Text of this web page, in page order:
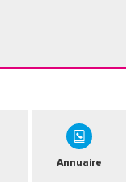
Annuaire